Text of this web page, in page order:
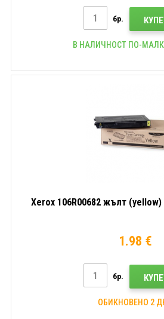
бр.
В НАЛИЧНОСТ ПО-
Xerox 106R00682 жълт (yellow)
1.98 €
бр.
ОБИКНОВЕНО 2